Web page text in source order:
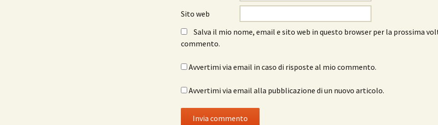
Sito web
Salva il mio nome, email e sito web in questo browser per la prossima
commento.
Avvertimi via email in caso di risposte al mio commento.
Avvertimi via email alla pubblicazione di un nuovo articolo.